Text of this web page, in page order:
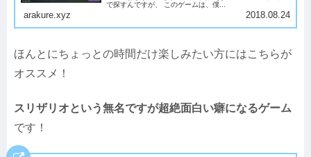
で探すんですが、 このゲームは、僕...
arakure.xyz 2018.08.24
ほんとにちょっとの時間だけ楽しみたい方にはこちらが
オススメ！
スリザリオという無名ですが超絶面白い癖になるゲーム
です！